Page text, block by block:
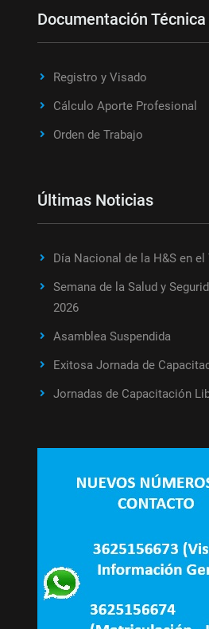
Documentación Técnica
Registro y Visado
Cálculo Aporte Profesional
Orden de Trabajo
Últimas Noticias
Día Nacional de la H&S en el
Semana de la Salud y
2026
Asamblea Suspendida
Exitosa Jornada de
Jornadas de Capacitación